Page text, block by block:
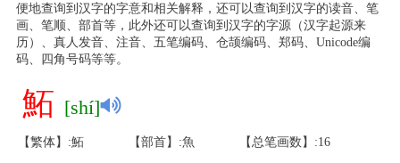
便地查询到汉字的字意和相关解释，还可以查询到汉字的读音、笔
画、笔顺、部首等，此外还可以查询到汉字的字源（汉字起源来
历）、真人发音、注音、五笔编码、仓颉编码、郑码、Unicode编
码、四角号码等等。
鮖 [shí]
【繁体】:鮖 【部首】:魚 【总笔画数】:16